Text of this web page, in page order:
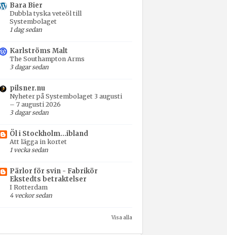
Bara Bier
Dubbla tyska veteöl till
Systembolaget
1 dag sedan
Karlströms Malt
The Southampton Arms
3 dagar sedan
pilsner.nu
Nyheter på Systembolaget 3 augusti
– 7 augusti 2026
3 dagar sedan
Öl i Stockholm...ibland
Att lägga in kortet
1 vecka sedan
Pärlor för svin - Fabrikör
Ekstedts betraktelser
I Rotterdam
4 veckor sedan
Visa alla